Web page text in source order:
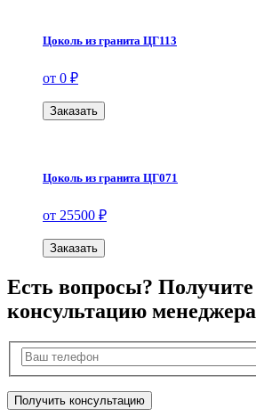
Цоколь из гранита ЦГ113
от 0 ₽
Заказать
Цоколь из гранита ЦГ071
от 25500 ₽
Заказать
Есть вопросы? Получите
консультацию менеджера